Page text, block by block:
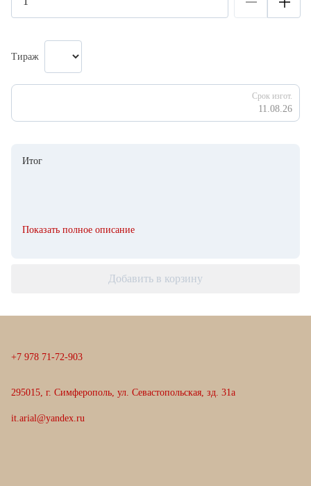
Тираж
Срок изгот.
11.08.26
Итог
Показать полное описание
Добавить в корзину
+7 978 71-72-903
295015, г. Симферополь, ул. Севастопольская, зд. 31а
it.arial@yandex.ru